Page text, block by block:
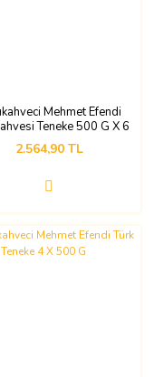
Mehmet Efendi
Teneke 500 G X 6
Adet
2.564,90 TL